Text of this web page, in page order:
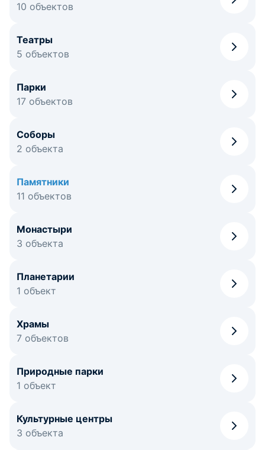
10 объектов
Театры
5 объектов
Парки
17 объектов
Соборы
2 объекта
Памятники
11 объектов
Монастыри
3 объекта
Планетарии
1 объект
Храмы
7 объектов
Природные парки
1 объект
Культурные центры
3 объекта